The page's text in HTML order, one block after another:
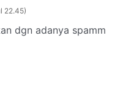
22.45
dgn adanya spamm